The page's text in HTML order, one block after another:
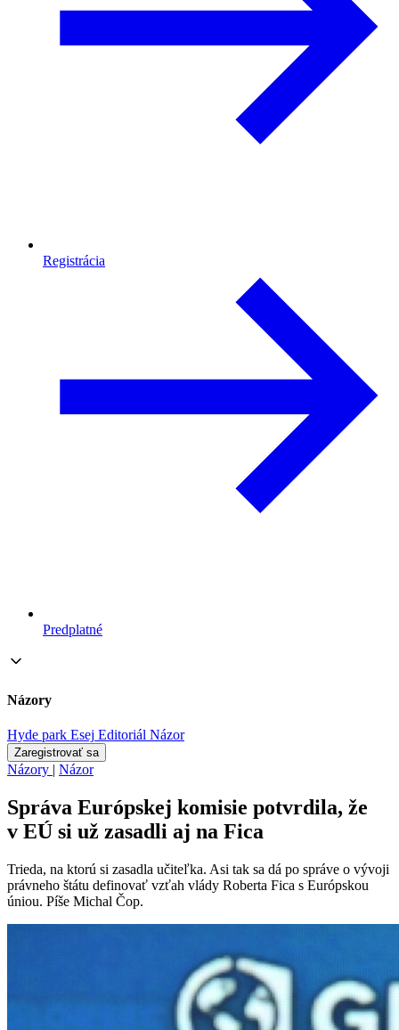
Registrácia
Predplatné
Názory
Hyde park Esej Editoriál Názor
Zaregistrovať sa
Názory | Názor
Správa Európskej komisie potvrdila, že
v EÚ si už zasadli aj na Fica
Trieda, na ktorú si zasadla učiteľka. Asi tak sa dá po správe o vývoji
právneho štátu definovať vzťah vlády Roberta Fica s Európskou
úniou. Píše Michal Čop.